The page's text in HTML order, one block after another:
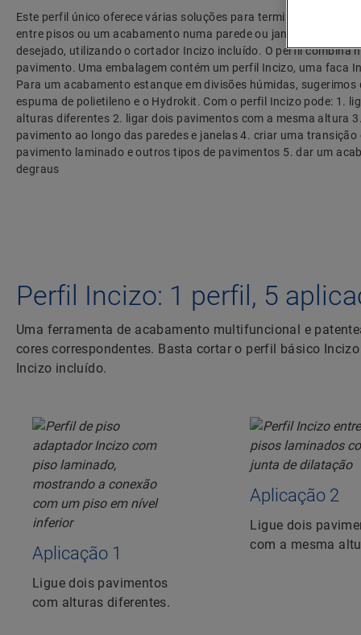
Este perfil único oferece várias soluções para terminar o seu
entre pisos ou um acabamento numa parede ou janela. Basta
desejado, utilizando o cortador Incizo incluído. O perfil combina
pavimento. Uma embalagem contém um perfil Incizo, uma faca
Para um acabamento estanque em divisões húmidas, sugerimos
espuma de polietileno e o Hydrokit. Com o perfil Incizo pode: 1.
alturas diferentes 2. ligar dois pavimentos com a mesma altura
pavimento ao longo das paredes e janelas 4. criar uma transição
pavimento laminado e outros tipos de pavimentos 5. dar um
degraus
Perfil Incizo: 1 perfil, 5
Uma ferramenta de acabamento multifuncional e
cores correspondentes. Basta cortar o perfil básico
Incizo incluído.
Aplicação 1
Ligue dois pavimentos
com alturas diferentes.
Aplicação 2
Ligue dois
com a mesma